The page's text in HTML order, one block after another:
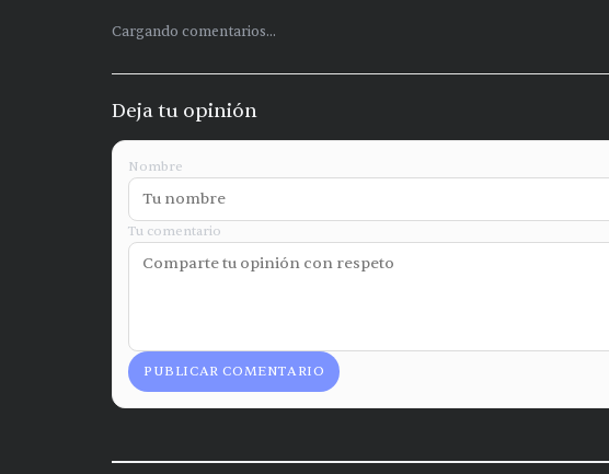
Cargando comentarios...
Deja tu opinión
Nombre
Tu comentario
PUBLICAR COMENTARIO